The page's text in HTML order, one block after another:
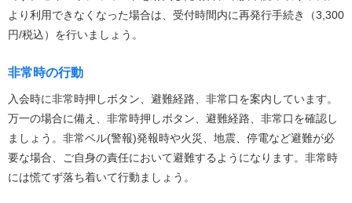
より利用できなくなった場合は、受付時間内に再発行手続き（3,300
円/税込）を行いましょう。
非常時の行動
入会時に非常時押しボタン、避難経路、非常口を案内しています。
万一の場合に備え、非常時押しボタン、避難経路、非常口を確認し
ましょう。非常ベル(警報)発報時や火災、地震、停電など避難が必
要な場合、ご自身の責任において避難するようになります。非常時
には慌てず落ち着いて行動ましょう。